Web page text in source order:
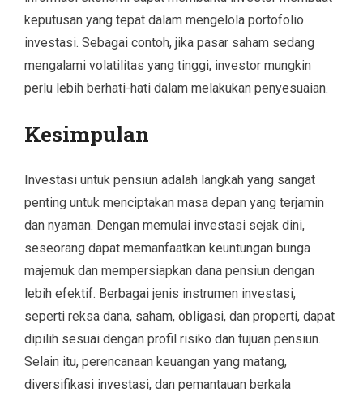
keputusan yang tepat dalam mengelola portofolio
investasi. Sebagai contoh, jika pasar saham sedang
mengalami volatilitas yang tinggi, investor mungkin
perlu lebih berhati-hati dalam melakukan penyesuaian.
Kesimpulan
Investasi untuk pensiun adalah langkah yang sangat
penting untuk menciptakan masa depan yang terjamin
dan nyaman. Dengan memulai investasi sejak dini,
seseorang dapat memanfaatkan keuntungan bunga
majemuk dan mempersiapkan dana pensiun dengan
lebih efektif. Berbagai jenis instrumen investasi,
seperti reksa dana, saham, obligasi, dan properti, dapat
dipilih sesuai dengan profil risiko dan tujuan pensiun.
Selain itu, perencanaan keuangan yang matang,
diversifikasi investasi, dan pemantauan berkala